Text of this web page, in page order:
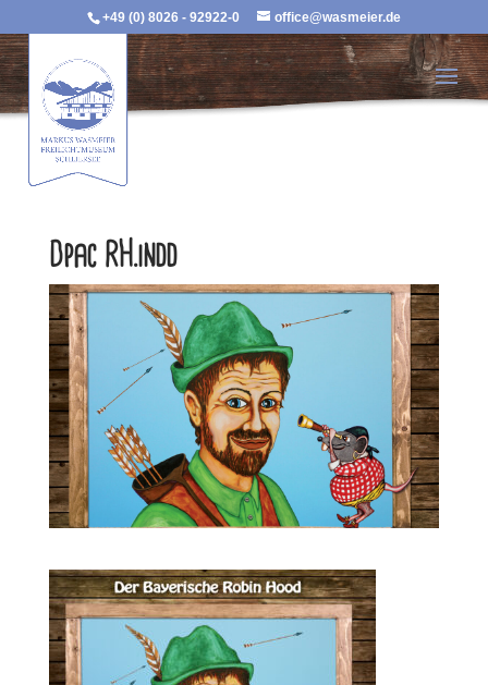
+49 (0) 8026 - 92922-0 office@wasmeier.de
Dpac RH.indd